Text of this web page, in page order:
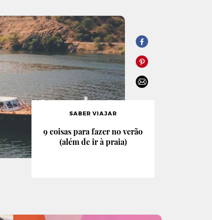
SABER VIAJAR
9 coisas para fazer no verão
(além de ir à praia)